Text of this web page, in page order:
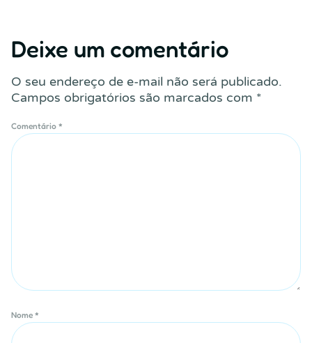
Deixe um comentário
O seu endereço de e-mail não será publicado.
Campos obrigatórios são marcados com *
Comentário *
Nome *